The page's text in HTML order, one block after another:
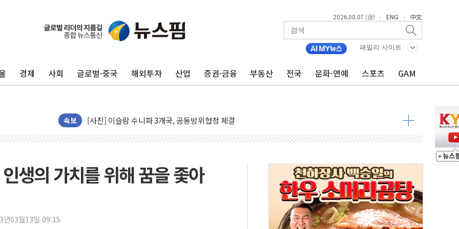
2026.08.07 (금) | ENG | 中文
패밀리 사이트
경제 사회 글로벌·중국 해외투자 산업 증권·금융 부동산 전국 문화·연예 스포츠 GAM
속보
뉴욕증시 프리뷰, 美 고용 쇼크에 금리 인상 우려 후퇴…나스닥 선물 1%대 상승
뉴욕증시 개장 전 특징주...아틀라시안·클라우드플레어·태양광주↑ VS 트레이드데스크·웬디스↓
보훈부, 미 DPAA와 MOU… "6·25 미군 실종자 7359명 끝까지 찾겠다"
특정 정치인 측근 포항시 정책특보 내정설...포항시 '시끌'
李 "해남 태양광, 대한민국 다음 100년 밑거름…수도권 집중 완화 전환점"
李 대통령, '6시간 마라톤 부동산 2차 회의' 주재… "전폭적 공급 확대·속도전 총력"
트럼프, 中 겨냥 폴리실리콘 관세 15% 부과…美 태양광주 급등
생의 가치를 위해 꿈을 좇아
년03월13일 09:15